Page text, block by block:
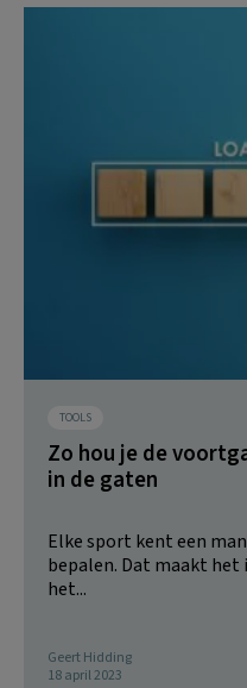
TOOLS
Zo hou je de
in de gaten
Elke sport kent een
bepalen. Dat maakt het
het...
Geert Hidding
18 april 2023